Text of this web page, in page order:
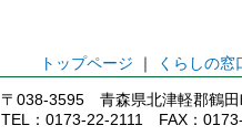
トップページ ｜ くらしの窓
〒038-3595 青森県北津軽郡鶴田
TEL：0173-22-2111 FAX：